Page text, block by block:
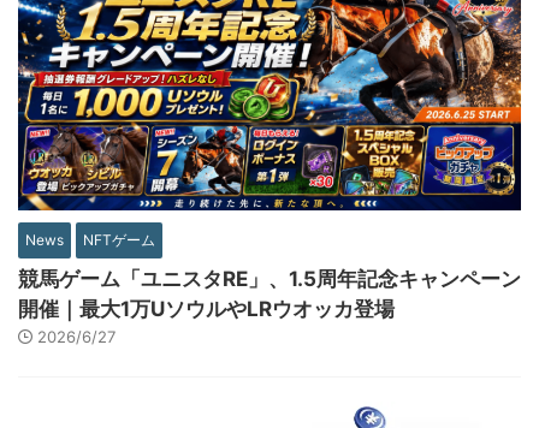
News NFTゲーム
競馬ゲーム「ユニスタRE」、1.5周年記念キャンペーン
開催｜最大1万UソウルやLRウオッカ登場
2026/6/27